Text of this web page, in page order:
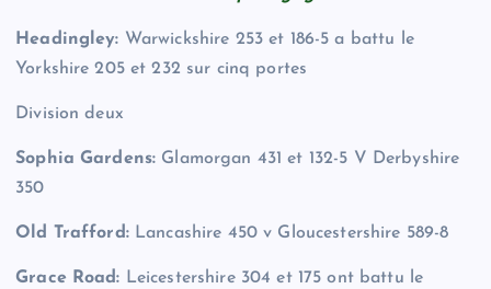
Headingley: Warwickshire 253 et 186-5 a battu le
Yorkshire 205 et 232 sur cinq portes
Division deux
Sophia Gardens: Glamorgan 431 et 132-5 V Derbyshire
350
Old Trafford:Lancashire 450 v Gloucestershire 589-8
Grace Road: Leicestershire 304 et 175 ont battu le